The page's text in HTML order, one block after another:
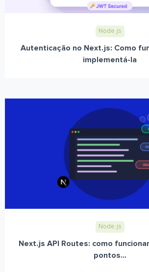
Node.js
Autenticação no Next.js: Como
implementá-la
Node.js
Next.js API Routes: como
pontos...